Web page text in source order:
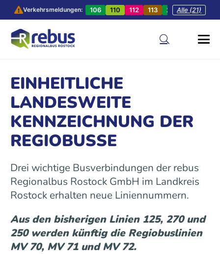
Verkehrsmeldungen: 106 110 112 113 201 202
Alle (21)
EINHEITLICHE
LANDESWEITE
KENNZEICHNUNG DER
REGIOBUSSE
Drei wichtige Busverbindungen der rebus
Regionalbus Rostock GmbH im Landkreis
Rostock erhalten neue Liniennummern.
Aus den bisherigen Linien 125, 270 und
250 werden künftig die Regiobuslinien
MV 70, MV 71 und MV 72.